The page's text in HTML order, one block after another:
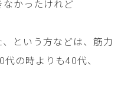
かったけれど
という方などは、筋力
の時よりも40代、